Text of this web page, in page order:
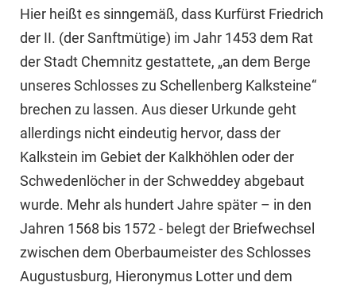
Hier heißt es sinngemäß, dass Kurfürst Friedrich
der II. (der Sanftmütige) im Jahr 1453 dem Rat
der Stadt Chemnitz gestattete, „an dem Berge
unseres Schlosses zu Schellenberg Kalksteine“
brechen zu lassen. Aus dieser Urkunde geht
allerdings nicht eindeutig hervor, dass der
Kalkstein im Gebiet der Kalkhöhlen oder der
Schwedenlöcher in der Schweddey abgebaut
wurde. Mehr als hundert Jahre später – in den
Jahren 1568 bis 1572 - belegt der Briefwechsel
zwischen dem Oberbaumeister des Schlosses
Augustusburg, Hieronymus Lotter und dem